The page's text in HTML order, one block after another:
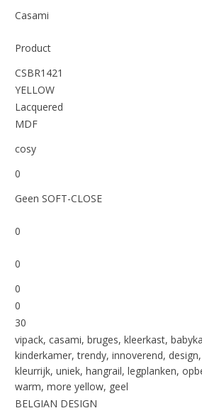
Casami
Product
CSBR1421
YELLOW
Lacquered
MDF
cosy
0
Geen SOFT-CLOSE
0
0
0
0
30
vipack, casami, bruges, kleerkast,
kinderkamer, trendy, innoverend,
kleurrijk, uniek, hangrail, legplanken,
warm, more yellow, geel
BELGIAN DESIGN